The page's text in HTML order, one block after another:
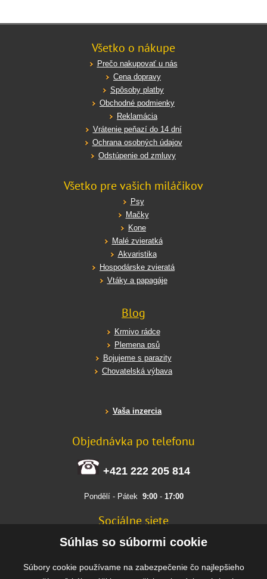
Všetko o nákupe
Prečo nakupovať u nás
Cena dopravy
Spôsoby platby
Obchodné podmienky
Reklamácia
Vrátenie peňazí do 14 dní
Ochrana osobných údajov
Odstúpenie od zmluvy
Všetko pre vašich miláčikov
Psy
Mačky
Kone
Malé zvieratká
Akvaristika
Hospodárske zvieratá
Vtáky a papagáje
Blog
Krmivo rádce
Plemena psů
Bojujeme s parazity
Chovatelská výbava
Vaša inzercia
Objednávka po telefonu
+421 222 205 814
Pondělí - Pátek 9:00- 17:00
Sociálne siete
FACEBOOK
Súhlas so súbormi cookie
Súbory cookie používame na zabezpečenie čo najlepšieho